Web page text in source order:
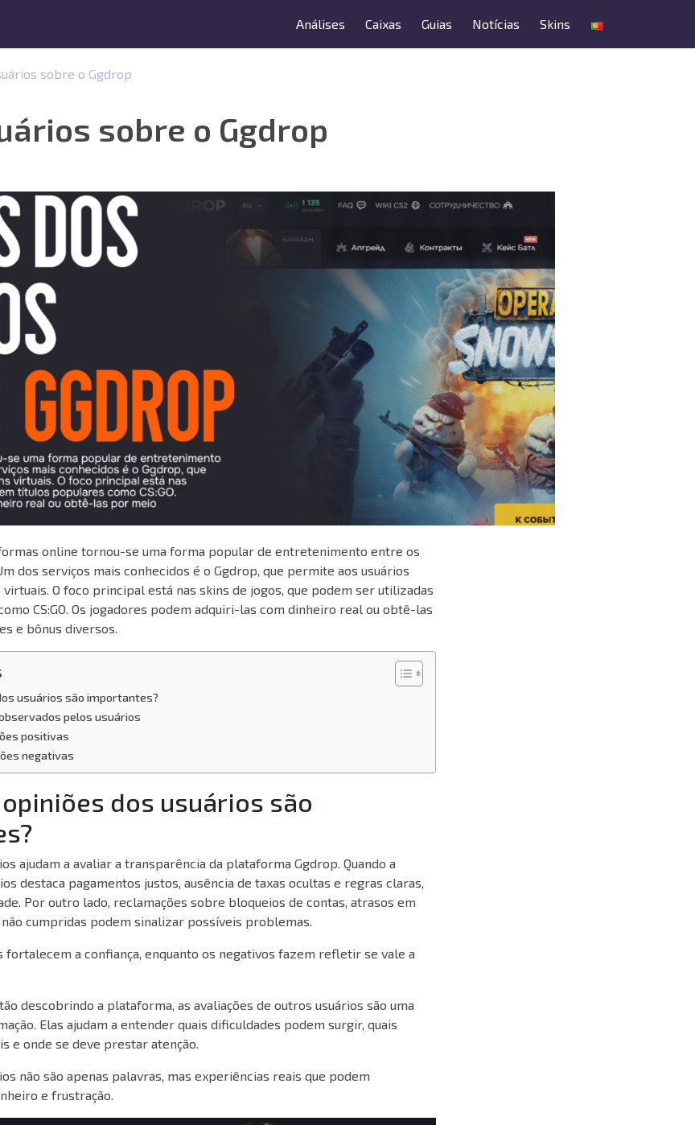
Análises Caixas Guias Notícias Skins
sobre o Ggdrop
sobre o Ggdrop
online tornou-se uma forma popular de entretenimento entre os
dos serviços mais conhecidos é o Ggdrop, que permite aos usuários
O foco principal está nas skins de jogos, que podem ser utilizadas
CS:GO. Os jogadores podem adquiri-las com dinheiro real ou obtê-las
e bônus diversos.
usuários são importantes?
pelos usuários
positivas
negativas
opiniões dos usuários são
ajudam a avaliar a transparência da plataforma Ggdrop. Quando a
destaca pagamentos justos, ausência de taxas ocultas e regras claras,
Por outro lado, reclamações sobre bloqueios de contas, atrasos em
cumpridas podem sinalizar possíveis problemas.
fortalecem a confiança, enquanto os negativos fazem refletir se vale a
descobrindo a plataforma, as avaliações de outros usuários são uma
Elas ajudam a entender quais dificuldades podem surgir, quais
e onde se deve prestar atenção.
não são apenas palavras, mas experiências reais que podem
e frustração.